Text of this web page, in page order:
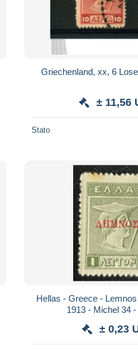
± 11,56
Stato
Hellas - Greece -
1913 - Michel 34
± 0,23